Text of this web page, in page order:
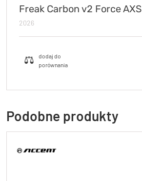
Freak Carbon v2 Force AXS
2026
Podobne produkty